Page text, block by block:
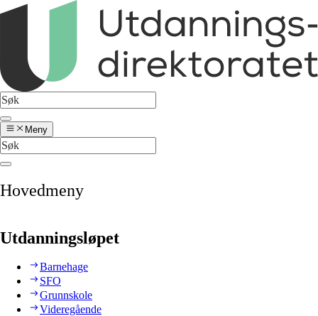
Meny
Hovedmeny
Utdanningsløpet
Barnehage
SFO
Grunnskole
Videregående